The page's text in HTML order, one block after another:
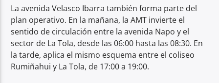
La avenida Velasco Ibarra también forma parte del
plan operativo. En la mañana, la AMT invierte el
sentido de circulación entre la avenida Napo y el
sector de La Tola, desde las 06:00 hasta las 08:30. En
la tarde, aplica el mismo esquema entre el coliseo
Rumiñahui y La Tola, de 17:00 a 19:00.